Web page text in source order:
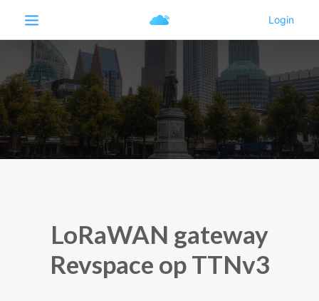
LoRaWAN gateway
Revspace op TTNv3